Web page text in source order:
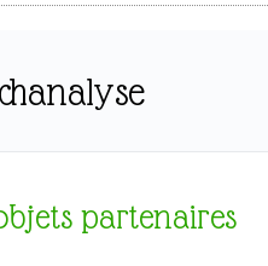
partenaires